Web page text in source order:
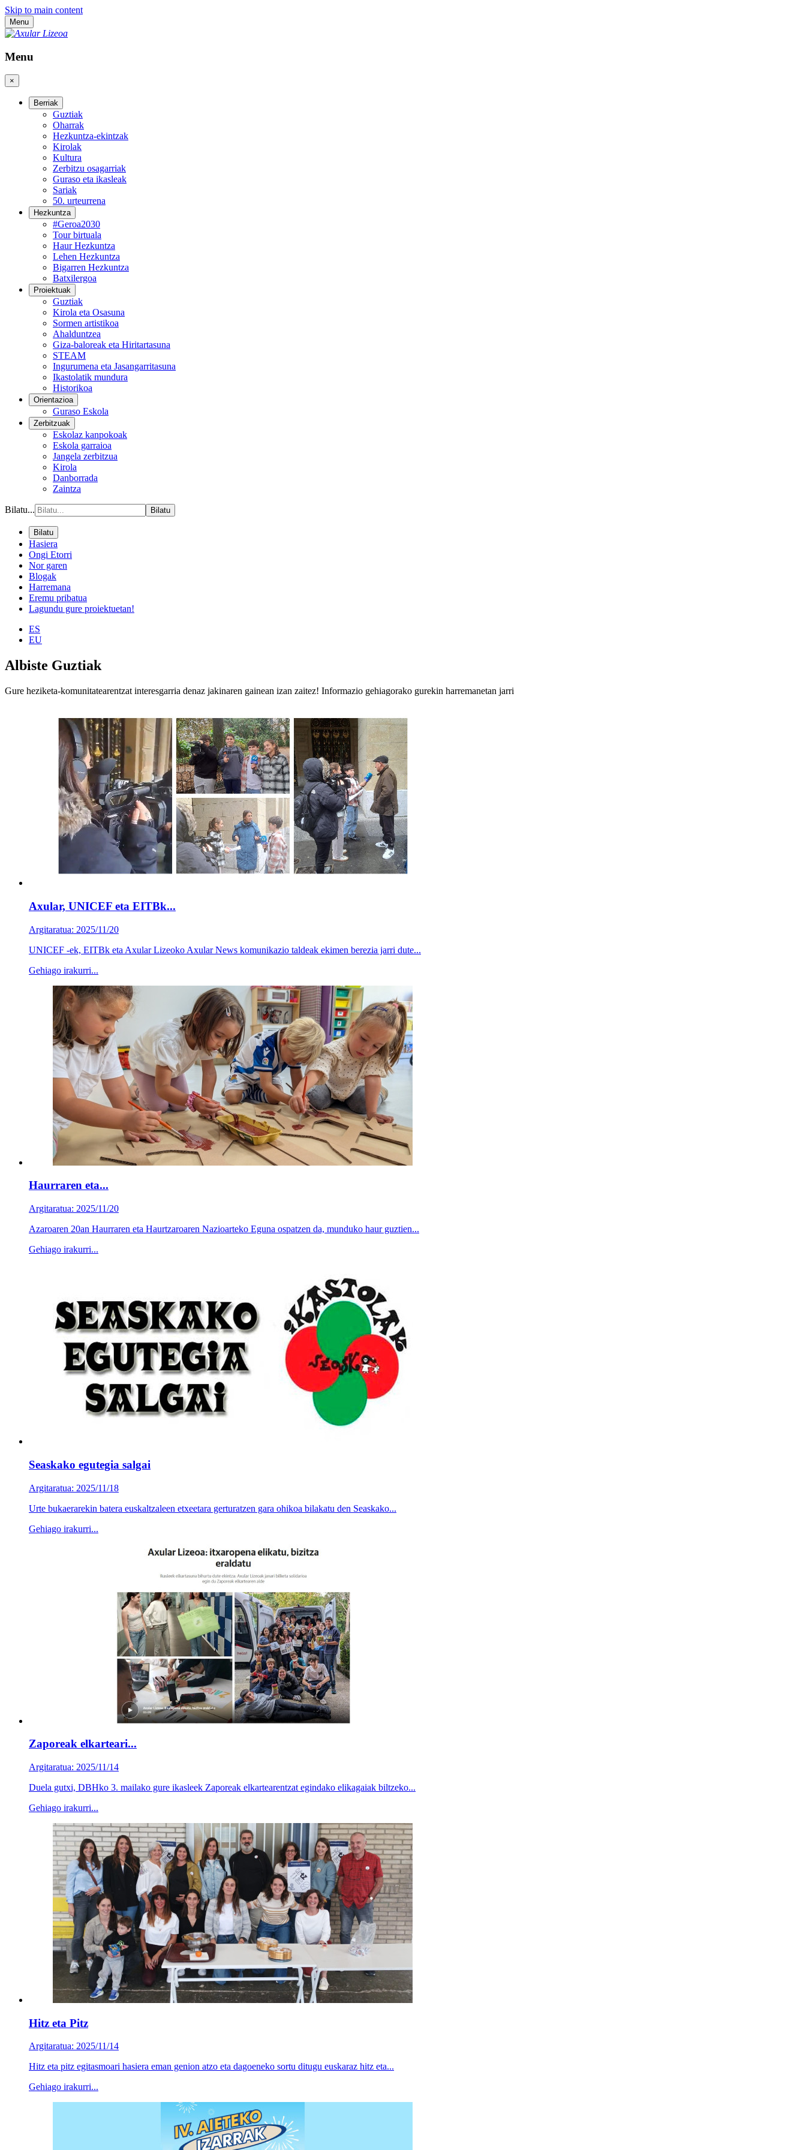
Skip to main content
Menu
Menu
×
Berriak
Guztiak
Oharrak
Hezkuntza-ekintzak
Kirolak
Kultura
Zerbitzu osagarriak
Guraso eta ikasleak
Sariak
50. urteurrena
Hezkuntza
#Geroa2030
Tour birtuala
Haur Hezkuntza
Lehen Hezkuntza
Bigarren Hezkuntza
Batxilergoa
Proiektuak
Guztiak
Kirola eta Osasuna
Sormen artistikoa
Ahalduntzea
Giza-baloreak eta Hiritartasuna
STEAM
Ingurumena eta Jasangarritasuna
Ikastolatik mundura
Historikoa
Orientazioa
Guraso Eskola
Zerbitzuak
Eskolaz kanpokoak
Eskola garraioa
Jangela zerbitzua
Kirola
Danborrada
Zaintza
Bilatu... Bilatu
Bilatu
Hasiera
Ongi Etorri
Nor garen
Blogak
Harremana
Eremu pribatua
Lagundu gure proiektuetan!
ES
EU
Albiste Guztiak
Gure heziketa-komunitatearentzat interesgarria denaz jakinaren gainean izan zaitez! Informazio gehiagorako gurekin harremanetan jarri
Axular, UNICEF eta EITBk...
Argitaratua: 2025/11/20
UNICEF -ek, EITBk eta Axular Lizeoko Axular News komunikazio taldeak ekimen berezia jarri dute...
Gehiago irakurri...
Haurraren eta...
Argitaratua: 2025/11/20
Azaroaren 20an Haurraren eta Haurtzaroaren Nazioarteko Eguna ospatzen da, munduko haur guztien...
Gehiago irakurri...
Seaskako egutegia salgai
Argitaratua: 2025/11/18
Urte bukaerarekin batera euskaltzaleen etxeetara gerturatzen gara ohikoa bilakatu den Seaskako...
Gehiago irakurri...
Zaporeak elkarteari...
Argitaratua: 2025/11/14
Duela gutxi, DBHko 3. mailako gure ikasleek Zaporeak elkartearentzat egindako elikagaiak biltzeko...
Gehiago irakurri...
Hitz eta Pitz
Argitaratua: 2025/11/14
Hitz eta pitz egitasmoari hasiera eman genion atzo eta dagoeneko sortu ditugu euskaraz hitz eta...
Gehiago irakurri...